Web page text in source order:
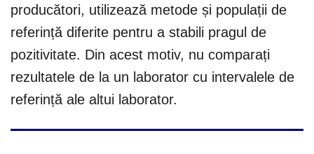
producători, utilizează metode și populații de
referință diferite pentru a stabili pragul de
pozitivitate. Din acest motiv, nu comparați
rezultatele de la un laborator cu intervalele de
referință ale altui laborator.